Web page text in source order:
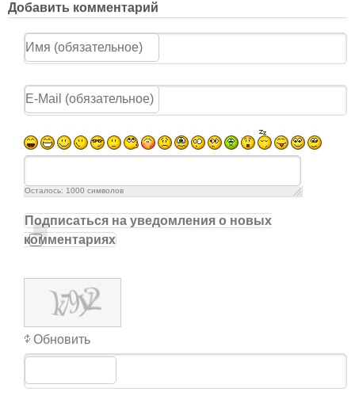
Добавить комментарий
Осталось: 1000 символов
Подписаться на уведомления о новых
комментариях
Обновить